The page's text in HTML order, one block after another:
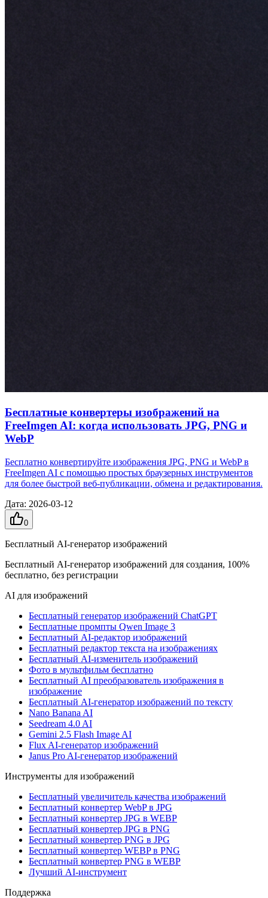
Бесплатные конвертеры изображений на
FreeImgen AI: когда использовать JPG, PNG и
WebP
Бесплатно конвертируйте изображения JPG, PNG и WebP в
FreeImgen AI с помощью простых браузерных инструментов
для более быстрой веб-публикации, обмена и редактирования.
Дата: 2026-03-12
0
Бесплатный AI-генератор изображений
Бесплатный AI-генератор изображений для создания, 100%
бесплатно, без регистрации
AI для изображений
Бесплатный генератор изображений ChatGPT
Бесплатные промпты Qwen Image 3
Бесплатный AI-редактор изображений
Бесплатный редактор текста на изображениях
Бесплатный AI-изменитель изображений
Фото в мультфильм бесплатно
Бесплатный AI преобразователь изображения в
изображение
Бесплатный AI-генератор изображений по тексту
Nano Banana AI
Seedream 4.0 AI
Gemini 2.5 Flash Image AI
Flux AI-генератор изображений
Janus Pro AI-генератор изображений
Инструменты для изображений
Бесплатный увеличитель качества изображений
Бесплатный конвертер WebP в JPG
Бесплатный конвертер JPG в WEBP
Бесплатный конвертер JPG в PNG
Бесплатный конвертер PNG в JPG
Бесплатный конвертер WEBP в PNG
Бесплатный конвертер PNG в WEBP
Лучший AI-инструмент
Поддержка